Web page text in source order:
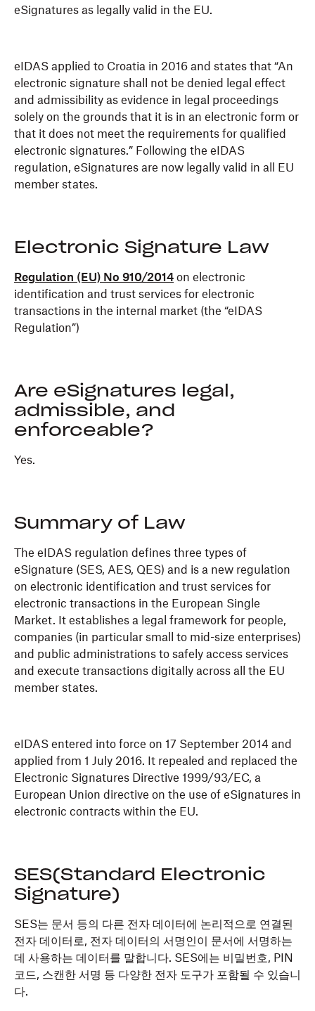
eSignatures as legally valid in the EU.
eIDAS applied to Croatia in 2016 and states that “An
electronic signature shall not be denied legal effect
and admissibility as evidence in legal proceedings
solely on the grounds that it is in an electronic form or
that it does not meet the requirements for qualified
electronic signatures.” Following the eIDAS
regulation, eSignatures are now legally valid in all EU
member states.
Electronic Signature Law
Regulation (EU) No 910/2014 on electronic
identification and trust services for electronic
transactions in the internal market (the “eIDAS
Regulation”)
Are eSignatures legal,
admissible, and
enforceable?
Yes.
Summary of Law
The eIDAS regulation defines three types of
eSignature (SES, AES, QES) and is a new regulation
on electronic identification and trust services for
electronic transactions in the European Single
Market. It establishes a legal framework for people,
companies (in particular small to mid-size enterprises)
and public administrations to safely access services
and execute transactions digitally across all the EU
member states.
eIDAS entered into force on 17 September 2014 and
applied from 1 July 2016. It repealed and replaced the
Electronic Signatures Directive 1999/93/EC, a
European Union directive on the use of eSignatures in
electronic contracts within the EU.
SES(Standard Electronic
Signature)
SES는 문서 등의 다른 전자 데이터에 논리적으로 연결된
전자 데이터로, 전자 데이터의 서명인이 문서에 서명하는
데 사용하는 데이터를 말합니다. SES에는 비밀번호, PIN
코드, 스캔한 서명 등 다양한 전자 도구가 포함될 수 있습니
다.